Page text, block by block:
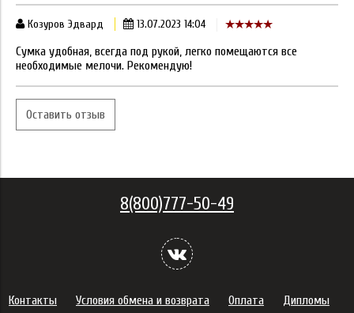
Козуров Эдвард 13.07.2023 14:04
Сумка удобная, всегда под рукой, легко помещаются все
необходимые мелочи. Рекомендую!
Оставить отзыв
8(800)777-50-49
Контакты Условия обмена и возврата Оплата
Дипломы